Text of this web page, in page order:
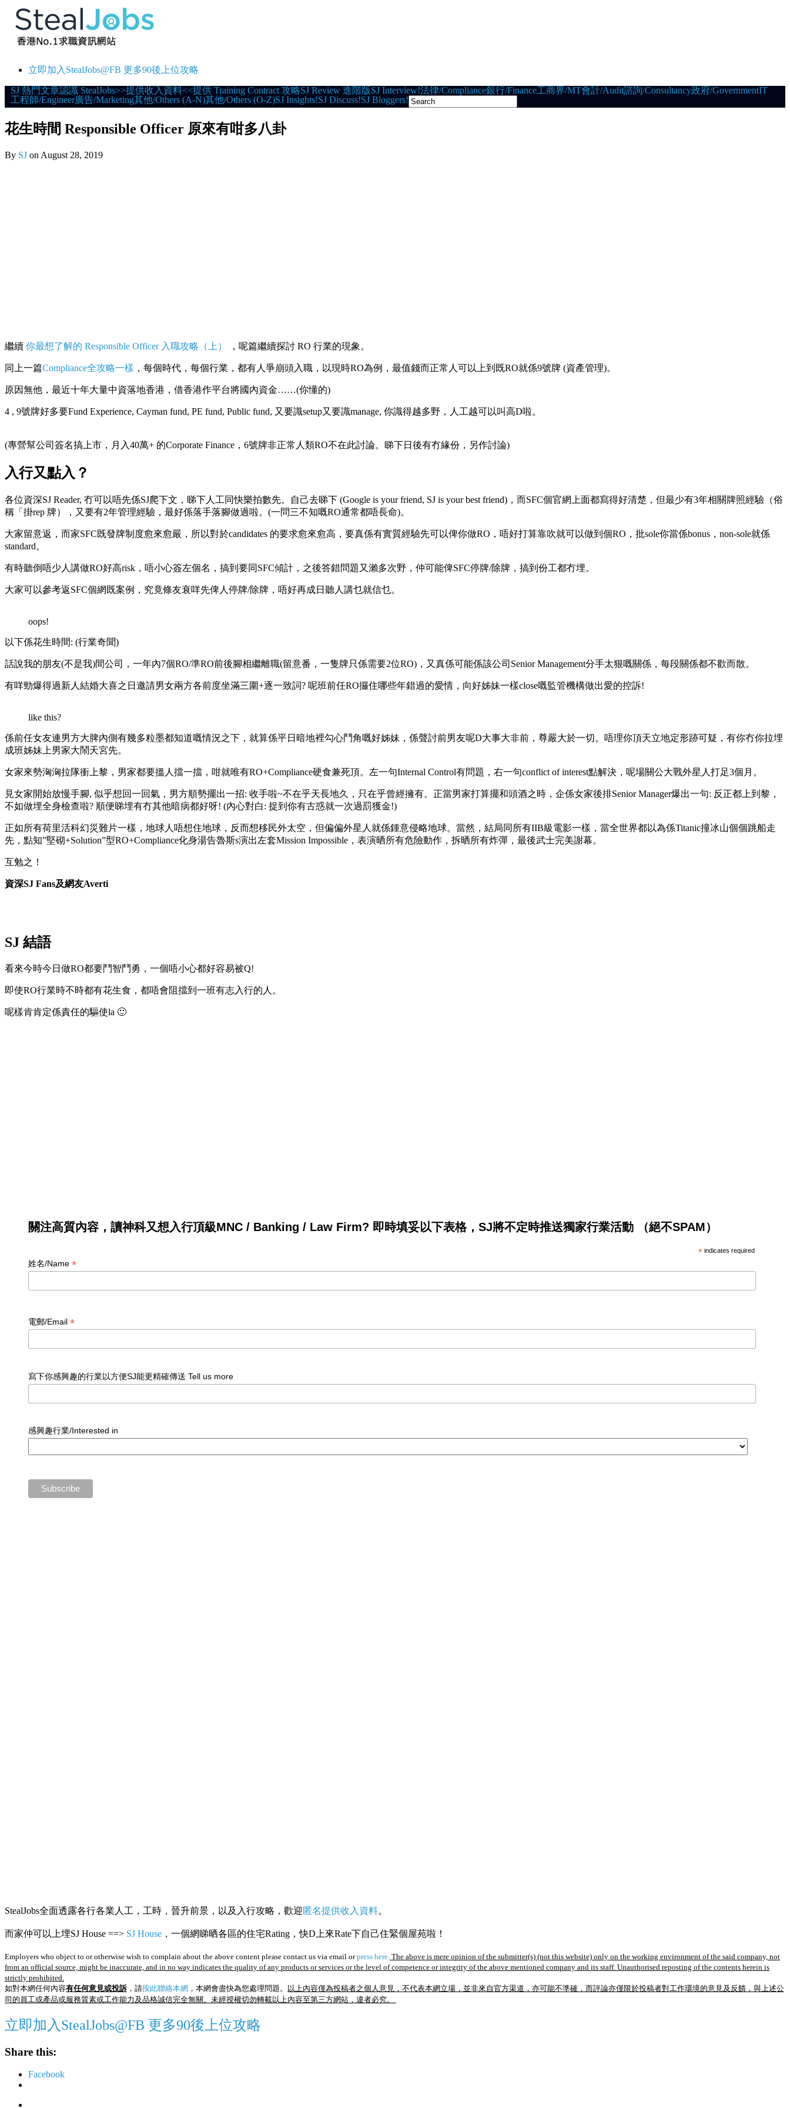
立即加入StealJobs@FB 更多90後上位攻略
Skip
to
SJ 熱門文章認識 StealJobs>>提供收入資料<<提供 Training Contract 攻略SJ Review 進階版SJ Interview!法律/Compliance銀行/Finance工商界/MT會計/Audit諮詢/Consultancy政府/GovernmentIT
工程師/Engineer廣告/Marketing其他/Others (A-N)其他/Others (O-Z)SJ Insights!SJ Discuss!SJ Bloggers!
花生時間 Responsible Officer 原來有咁多八卦
By SJ on August 28, 2019
繼續 你最想了解的 Responsible Officer 入職攻略（上） ，呢篇繼續探討 RO 行業的現象。
同上一篇Compliance全攻略一樣 ，每個時代，每個行業，都有人爭崩頭入職，以現時RO為例，最值錢而正常人可以上到既RO就係9號牌 (資產管理)。
原因無他，最近十年大量中資落地香港，借香港作平台將國內資金……(你懂的)
4 , 9號牌好多要Fund Experience, Cayman fund, PE fund, Public fund, 又要識setup又要識manage, 你識得越多野，人工越可以叫高D啦。
(專營幫公司簽名搞上市，月入40萬+ 的Corporate Finance，6號牌非正常人類RO不在此討論。睇下日後有冇緣份，另作討論)
入行又點入？
各位資深SJ Reader, 冇可以唔先係SJ爬下文，睇下人工同快樂拍數先。自己去睇下 (Google is your friend, SJ is your best friend)，而SFC個官網上面都寫得好清楚，但最少有3年相關牌照經驗（俗
稱「掛rep 牌），又要有2年管理經驗，最好係落手落腳做過啦。(一問三不知嘅RO通常都唔長命)。
大家留意返，而家SFC既發牌制度愈來愈嚴，所以對於candidates 的要求愈來愈高，要真係有實質經驗先可以俾你做RO，唔好打算靠吹就可以做到個RO，批sole你當係bonus，non-sole就係
standard。
有時聽倒唔少人講做RO好高risk，唔小心簽左個名，搞到要同SFC傾計，之後答錯問題又瀨多次野，仲可能俾SFC停牌/除牌，搞到份工都冇埋。
大家可以參考返SFC個網既案例，究竟條友衰咩先俾人停牌/除牌，唔好再成日聽人講乜就信乜。
oops!
以下係花生時間: (行業奇聞)
話說我的朋友(不是我)間公司，一年內7個RO/準RO前後腳相繼離職(留意番，一隻牌只係需要2位RO)，又真係可能係該公司Senior Management分手太狠嘅關係，每段關係都不歡而散。
有咩勁爆得過新人結婚大喜之日邀請男女兩方各前度坐滿三圍+逐一致詞? 呢班前任RO攞住哪些年錯過的愛情，向好姊妹一樣close嘅監管機構做出愛的控訴!
like this?
係前任女友連男方大脾內側有幾多粒墨都知道嘅情況之下，就算係平日暗地裡勾心鬥角嘅好姊妹，係聲討前男友呢D大事大非前，尊嚴大於一切。唔理你頂天立地定形跡可疑，有你冇你拉埋
成班姊妹上男家大鬧天宮先。
女家來勢洶洶拉隊衝上黎，男家都要搵人擋一擋，咁就唯有RO+Compliance硬食兼死頂。左一句Internal Control有問題，右一句conflict of interest點解決，呢場關公大戰外星人打足3個月。
見女家開始放慢手腳, 似乎想回一回氣，男方順勢擺出一招: 收手啦~不在乎天長地久，只在乎曾經擁有。正當男家打算擺和頭酒之時，企係女家後排Senior Manager爆出一句: 反正都上到黎，
不如做埋全身檢查啦? 順便睇埋有冇其他暗病都好呀! (內心對白: 捉到你有古惑就一次過罰獲金!)
正如所有荷里活科幻災難片一樣，地球人唔想住地球，反而想移民外太空，但偏偏外星人就係鍾意侵略地球。當然，結局同所有IIB級電影一樣，當全世界都以為係Titanic撞冰山個個跳船走
先，點知”堅砌+Solution”型RO+Compliance化身湯告魯斯s演出左套Mission Impossible，表演晒所有危險動作，拆晒所有炸彈，最後武士完美謝幕。
互勉之！
資深SJ Fans及網友Averti
SJ 結語
看來今時今日做RO都要鬥智鬥勇，一個唔小心都好容易被Q!
即使RO行業時不時都有花生食，都唔會阻擋到一班有志入行的人。
呢樣肯肯定係責任的驅使la 🙂
關注高質內容，讀神科又想入行頂級MNC / Banking / Law Firm? 即時填妥以下表格，SJ將不定時推送獨家行業活動 （絕不SPAM）
* indicates required
姓名/Name *
電郵/Email *
寫下你感興趣的行業以方便SJ能更精確傳送 Tell us more
感興趣行業/Interested in
StealJobs全面透露各行各業人工，工時，晉升前景，以及入行攻略，歡迎 匿名提供收入資料。
而家仲可以上埋SJ House ==> SJ House ，一個網睇晒各區的住宅Rating，快D上來Rate下自己住緊個屋苑啦！
Employers who object to or otherwise wish to complain about the above content please contact us via email orpress here. The above is mere opinion of the submitter(s) (not this website) only on the working environment of the said company, not
from an official source, might be inaccurate, and in no way indicates the quality of any products or services or the level of competence or integrity of the above mentioned company and its staff. Unauthorised reposting of the contents herein is
strictly prohibited.
如對本網任何內容有任何意見或投訴 ，請按此聯絡本網 ，本網會盡快為您處理問題。
以上內容僅為投稿者之個人意見，不代表本網立場，並非來自官方渠道，亦可能不準確，而評論亦僅限於投稿者對工作環境的意見及反饋，與上述公
司的員工或產品或服務質素或工作能力及品格誠信完全無關。未經授權切勿轉載以上內容至第三方網站，違者必究。
立即加入StealJobs@FB 更多90後上位攻略
Share this:
Facebook